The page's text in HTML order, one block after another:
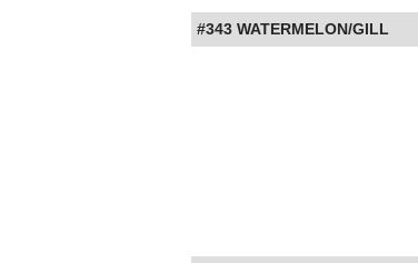
#343 WATERMELON/GILL